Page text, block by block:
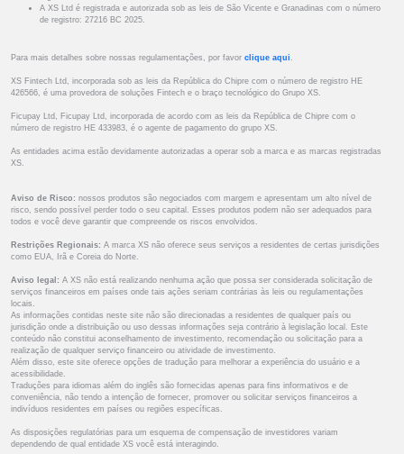
A XS Ltd é registrada e autorizada sob as leis de São Vicente e Granadinas com o número
de registro: 27216 BC 2025.
Para mais detalhes sobre nossas regulamentações, por favor clique aqui .
XS Fintech Ltd, incorporada sob as leis da República do Chipre com o número de registro HE
426566, é uma provedora de soluções Fintech e o braço tecnológico do Grupo XS.
Ficupay Ltd, Ficupay Ltd, incorporada de acordo com as leis da República de Chipre com o
número de registro HE 433983, é o agente de pagamento do grupo XS.
As entidades acima estão devidamente autorizadas a operar sob a marca e as marcas registradas
XS.
Aviso de Risco: nossos produtos são negociados com margem e apresentam um alto nível de
risco, sendo possível perder todo o seu capital. Esses produtos podem não ser adequados para
todos e você deve garantir que compreende os riscos envolvidos.
Restrições Regionais: A marca XS não oferece seus serviços a residentes de certas jurisdições
como EUA, Irã e Coreia do Norte.
Aviso legal: A XS não está realizando nenhuma ação que possa ser considerada solicitação de
serviços financeiros em países onde tais ações seriam contrárias às leis ou regulamentações
locais.
As informações contidas neste site não são direcionadas a residentes de qualquer país ou
jurisdição onde a distribuição ou uso dessas informações seja contrário à legislação local. Este
conteúdo não constitui aconselhamento de investimento, recomendação ou solicitação para a
realização de qualquer serviço financeiro ou atividade de investimento.
Além disso, este site oferece opções de tradução para melhorar a experiência do usuário e a
acessibilidade.
Traduções para idiomas além do inglês são fornecidas apenas para fins informativos e de
conveniência, não tendo a intenção de fornecer, promover ou solicitar serviços financeiros a
indivíduos residentes em países ou regiões específicas.
As disposições regulatórias para um esquema de compensação de investidores variam
dependendo de qual entidade XS você está interagindo.